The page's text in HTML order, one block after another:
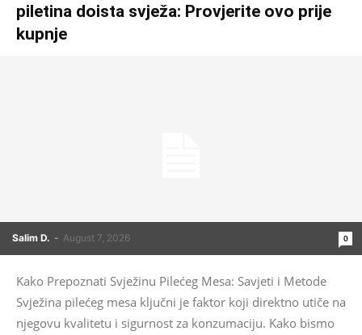
piletina doista svježa: Provjerite ovo prije
kupnje
Salim D. - August 7, 2026 0
Kako Prepoznati Svježinu Pilećeg Mesa: Savjeti i Metode
Svježina pilećeg mesa ključni je faktor koji direktno utiče na
njegovu kvalitetu i sigurnost za konzumaciju. Kako bismo